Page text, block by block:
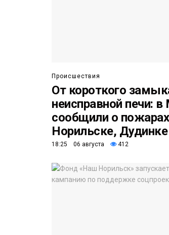
Происшествия
От короткого
неисправной печи:
сообщили о
Норильске,
18:25 06 августа 412